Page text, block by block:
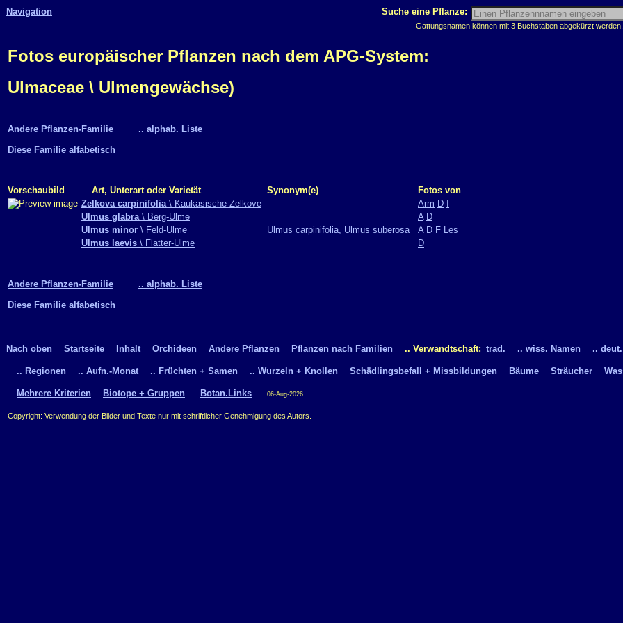
Navigation Suche eine Pflanze:
Gattungsnamen können mit 3 Buchstaben abgekürzt
Fotos europäischer Pflanzen nach dem APG-System:
Ulmaceae \ Ulmengewächse)
Andere Pflanzen-Familie
.. alphab. Liste
Diese Familie alfabetisch
Vorschaubild Art, Unterart oder Varietät Synonym(e)
Fotos von
Zelkova carpinifolia\ Kaukasische Zelkove Arm D
Ulmus glabra\ Berg-Ulme A D
Ulmus minor \ Feld-Ulme Ulmus carpinifolia, Ulmus suberosa A D F Les
Ulmus laevis \ Flatter-Ulme D
Andere Pflanzen-Familie
.. alphab. Liste
Diese Familie alfabetisch
Nach oben Startseite Inhalt Orchideen Andere Pflanzen Pflanzen nach Familien .. Verwandtschaft: trad. .. wiss. Namen ..
.. Regionen .. Aufn.-Monat .. Früchten + Samen .. Wurzeln + Knollen Schädlingsbefall + Missbildungen Bäume Sträucher
Mehrere Kriterien Biotope + Gruppen Botan.Links 06-Aug-2026
Copyright: Verwendung der Bilder und Texte nur mit schriftlicher Genehmigung des Autors.